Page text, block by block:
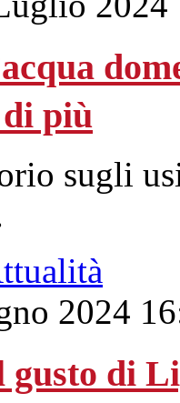
più
sugli
2024
gusto di